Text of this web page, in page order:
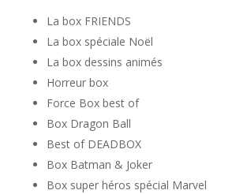
La box FRIENDS
La box spéciale Noël
La box dessins animés
Horreur box
Force Box best of
Box Dragon Ball
Best of DEADBOX
Box Batman & Joker
Box super héros spécial Marvel